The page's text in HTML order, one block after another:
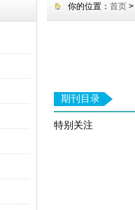
你的位置： 首页 >
期刊目录
特别关注